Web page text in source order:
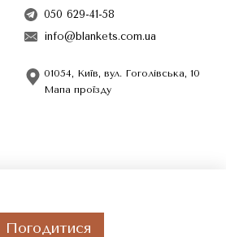
050 629-41-58
info@blankets.com.ua
01054, Київ, вул. Гоголівська, 10
Мапа проїзду
Погодитися